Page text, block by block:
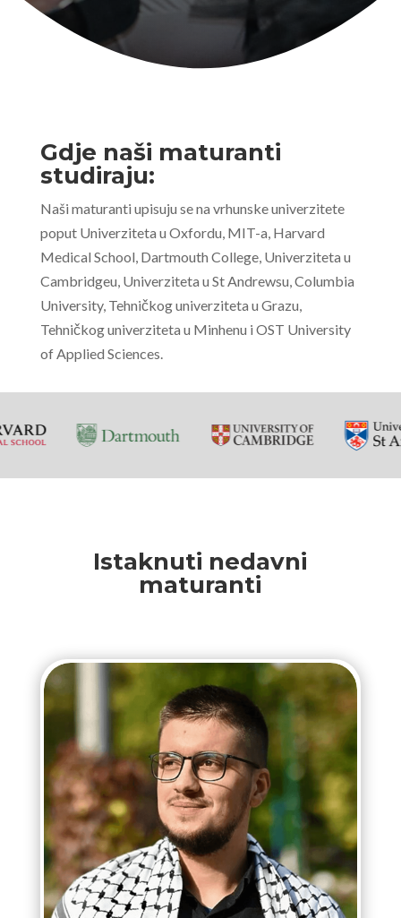
Gdje naši maturanti
studiraju:
Naši maturanti upisuju se na vrhunske univerzitete
poput Univerziteta u Oxfordu, MIT-a, Harvard
Medical School, Dartmouth College, Univerziteta u
Cambridgeu, Univerziteta u St Andrewsu, Columbia
University, Tehničkog univerziteta u Grazu,
Tehničkog univerziteta u Minhenu i OST University
of Applied Sciences.
Istaknuti nedavni
maturanti